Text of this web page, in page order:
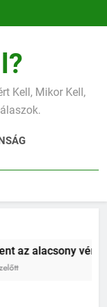
Kell, Mikor Kell,
vérnyomás?